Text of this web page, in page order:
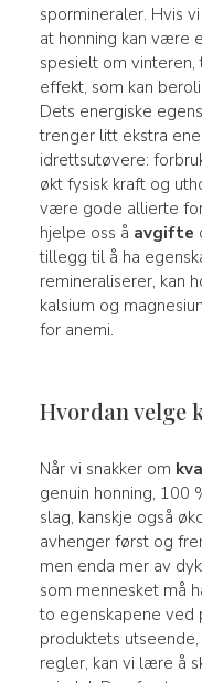
spormineraler. Hvis
at honning kan være
spesielt om
effekt, som kan
Dets energiske
trenger litt ekstra
idrettsutøvere:
økt fysisk kraft og
være gode allierte
hjelpe oss å avgifte
tillegg til å ha
remineraliserer, kan
kalsium og
for anemi.
Hvordan velge
Når vi snakker om
genuin honning, 100
slag, kanskje også
avhenger først og
men enda mer av
som mennesket må
to egenskapene ved
produktets
regler, kan vi lære å